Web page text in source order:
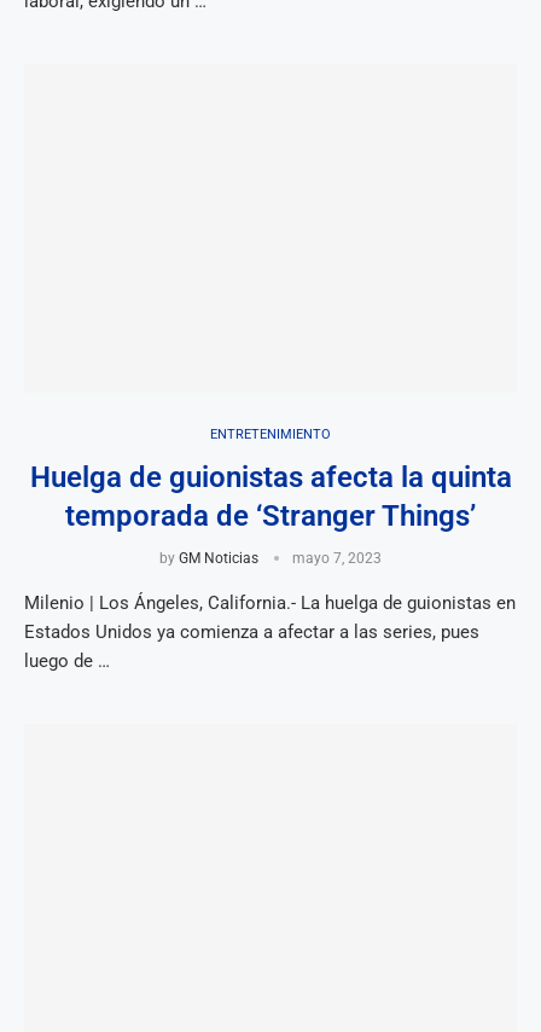
ENTRETENIMIENTO
Huelga de guionistas afecta la quinta
temporada de ‘Stranger Things’
by GM Noticias mayo 7, 2023
Milenio | Los Ángeles, California.- La huelga de guionistas en
Estados Unidos ya comienza a afectar a las series, pues
luego de …